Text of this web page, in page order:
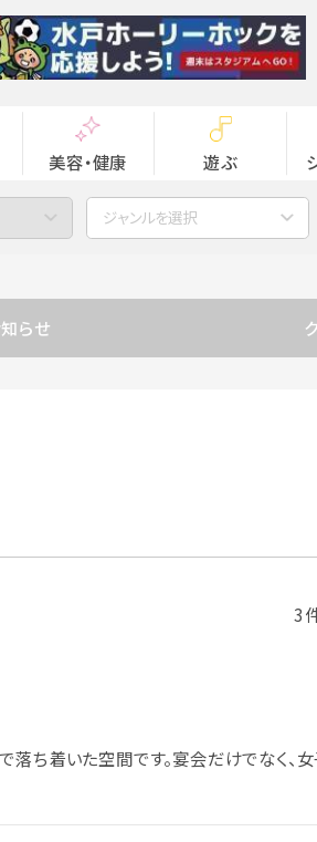
美容・健康 遊ぶ
ジャンルを選択
らせ
3
落ち着いた空間です。宴会だけでなく、